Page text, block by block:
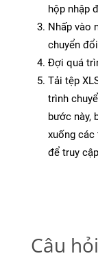
hộp nhập
Nhấp vào
chuyển
Đợi quá
Tải tệp
trình
bước này,
xuống các
để truy
Câu